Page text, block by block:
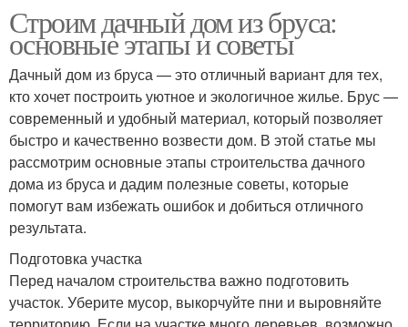
Строим дачный дом из бруса:
основные этапы и советы
Дачный дом из бруса — это отличный вариант для тех,
кто хочет построить уютное и экологичное жилье. Брус —
современный и удобный материал, который позволяет
быстро и качественно возвести дом. В этой статье мы
рассмотрим основные этапы строительства дачного
дома из бруса и дадим полезные советы, которые
помогут вам избежать ошибок и добиться отличного
результата.
Подготовка участка
Перед началом строительства важно подготовить
участок. Уберите мусор, выкорчуйте пни и выровняйте